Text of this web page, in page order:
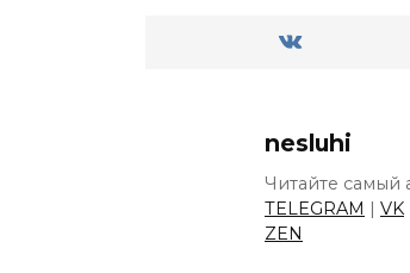
nesluhi
Читайте самый
TELEGRAM | VK
ZEN